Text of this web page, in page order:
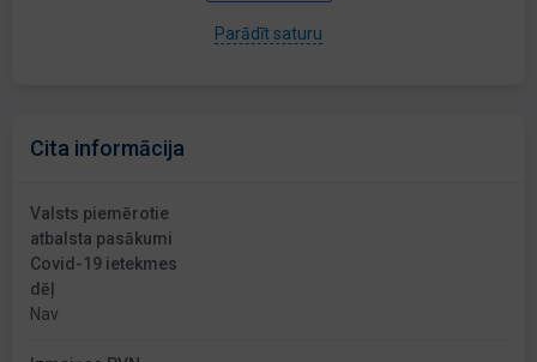
Parādīt saturu
Cita informācija
Valsts piemērotie
atbalsta pasākumi
Covid-19 ietekmes
dēļ
Nav